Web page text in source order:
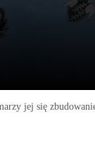
jej się